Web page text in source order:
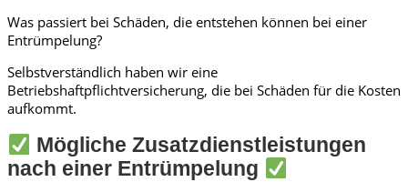
Was passiert bei Schäden, die entstehen können bei einer
Entrümpelung?
Selbstverständlich haben wir eine
Betriebshaftpflichtversicherung, die bei Schäden für die Kosten
aufkommt.
Mögliche Zusatzdienstleistungen
nach einer Entrümpelung